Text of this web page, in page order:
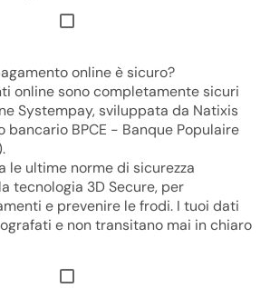
online è sicuro?
online sono completamente sicuri
Systempay, sviluppata da Natixis
bancario BPCE - Banque Populaire
le ultime norme di sicurezza
tecnologia 3D Secure, per
e prevenire le frodi. I tuoi dati
e non transitano mai in chiaro